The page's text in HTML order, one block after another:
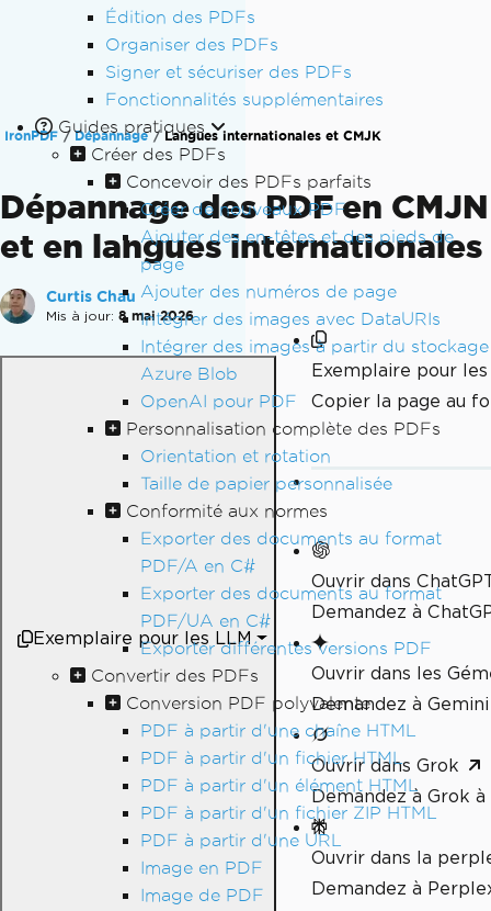
Édition des PDFs
Organiser des PDFs
Signer et sécuriser des PDFs
Fonctionnalités supplémentaires
Guides pratiques
Créer des PDFs
Concevoir des PDFs parfaits
Créer de nouveaux PDF
Ajouter des en-têtes et des pieds de
page
Ajouter des numéros de page
Intégrer des images avec DataURIs
Intégrer des images à partir du stockage
Azure Blob
OpenAI pour PDF
Personnalisation complète des PDFs
Orientation et rotation
Taille de papier personnalisée
Conformité aux normes
Exporter des documents au format
PDF/A en C#
Exporter des documents au format
PDF/UA en C#
Exporter différentes versions PDF
Convertir des PDFs
Conversion PDF polyvalente
PDF à partir d'une chaîne HTML
PDF à partir d'un fichier HTML
PDF à partir d'un élément HTML
PDF à partir d'un fichier ZIP HTML
PDF à partir d'une URL
Image en PDF
Image de PDF
IronPDF Dépannage Langues internationales et CMJK
Dépannage des PDF en CMJN
et en langues internationales
Curtis Chau
Mis à jour: 8 mai 2026
Exemplaire pour les LLM
Exemplaire pour les
Copier la page au
Ouvrir dans
Demandez à
Ouvrir dans les
Demandez à
Ouvrir dans Grok
Demandez à Grok
Ouvrir dans la
Demandez à